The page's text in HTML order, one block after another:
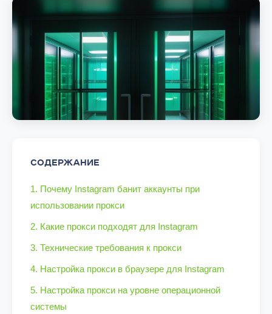
СОДЕРЖАНИЕ
1. Почему Instagram банит аккаунты при
использовании прокси
2. Какие прокси подходят для Instagram
3. Технические требования к прокси
4. Настройка прокси в браузере для Instagram
5. Настройка прокси на уровне операционной
системы